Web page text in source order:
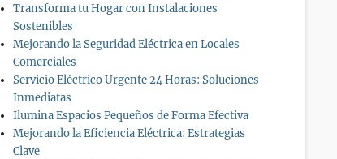
Transforma tu Hogar con Instalaciones
Sostenibles
Mejorando la Seguridad Eléctrica en Locales
Comerciales
Servicio Eléctrico Urgente 24 Horas: Soluciones
Inmediatas
Ilumina Espacios Pequeños de Forma Efectiva
Mejorando la Eficiencia Eléctrica: Estrategias
Clave